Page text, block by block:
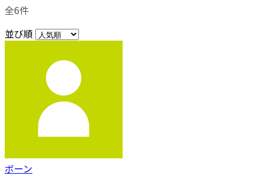
全6件
並び順
ボーン